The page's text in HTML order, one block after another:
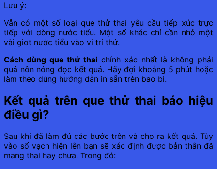
Lưu ý:
Vẫn có một số loại que thử thai yêu cầu tiếp xúc trực
tiếp với dòng nước tiểu. Một số khác chỉ cần nhỏ một
vài giọt nước tiểu vào vị trí thử.
Cách dùng que thử thai chính xác nhất là không phải
quá nôn nóng đọc kết quả. Hãy đợi khoảng 5 phút hoặc
làm theo đúng hướng dẫn in sẵn trên bao bì.
Kết quả trên que thử thai báo hiệu
điều gì?
Sau khi đã làm đủ các bước trên và cho ra kết quả. Tùy
vào số vạch hiện lên bạn sẽ xác định được bản thân đã
mang thai hay chưa. Trong đó: